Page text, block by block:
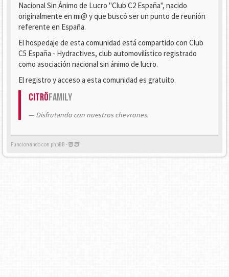
Nacional Sin Ánimo de Lucro "Club C2 España", nacido
originalmente en mi@ y que buscó ser un punto de reunión
referente en España.
El hospedaje de esta comunidad está compartido con Club
C5 España - Hydractives, club automovilístico registrado
como asociación nacional sin ánimo de lucro.
El registro y acceso a esta comunidad es gratuito.
CitröFamily
Disfrutando con nuestros chevrones.
Funcionando con phpBB -